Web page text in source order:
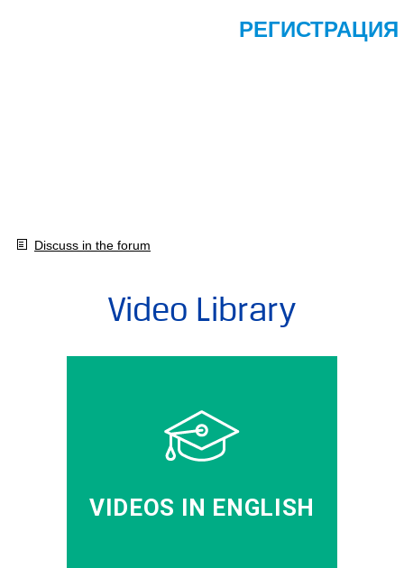
РЕГИСТРАЦИЯ
Discuss in the forum
Video Library
VIDEOS IN ENGLISH